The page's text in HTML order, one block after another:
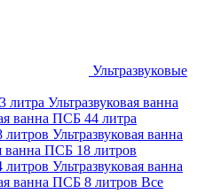
Ультразвуковые
литра Ультразвуковая ванна
ванна ПСБ 44 литра
литров Ультразвуковая ванна
ванна ПСБ 18 литров
литров Ультразвуковая ванна
ванна ПСБ 8 литров Все